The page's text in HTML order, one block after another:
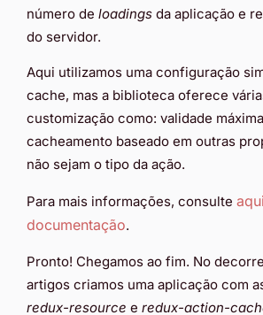
número de loadings da aplicação e
do servidor.
Aqui utilizamos uma configuração
cache, mas a biblioteca oferece
customização como: validade
cacheamento baseado em outras
não sejam o tipo da ação.
Para mais informações, consulte aqui
documentação.
Pronto! Chegamos ao fim. No
artigos criamos uma aplicação com
redux-resource e redux-action-